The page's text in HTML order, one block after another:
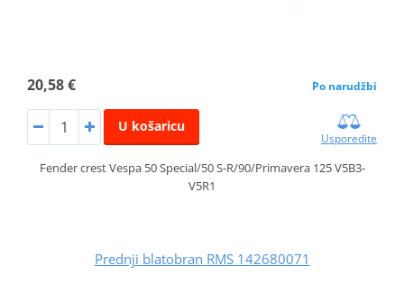
20,58 € Po narudžbi
U košaricu
Usporedite
Fender crest Vespa 50 Special/50 S-R/90/Primavera 125 V5B3-
V5R1
Prednji blatobran RMS 142680071